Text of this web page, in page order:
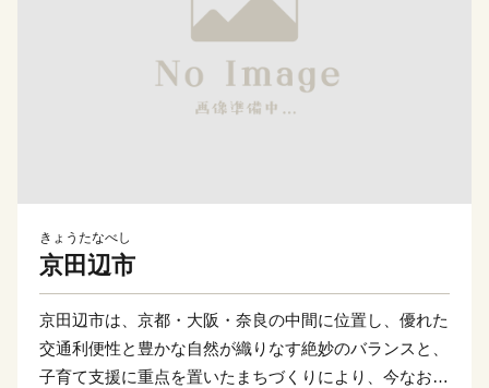
きょうたなべし
京田辺市
京田辺市は、京都・大阪・奈良の中間に位置し、優れた
交通利便性と豊かな自然が織りなす絶妙のバランスと、
子育て支援に重点を置いたまちづくりにより、今なお人